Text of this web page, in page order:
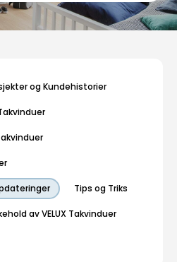
og Kundehistorier
Tips og Triks
av VELUX Takvinduer